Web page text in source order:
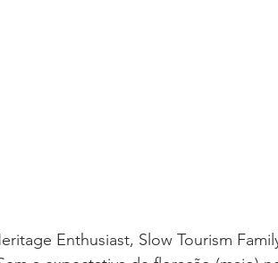
Enthusiast, Slow Tourism